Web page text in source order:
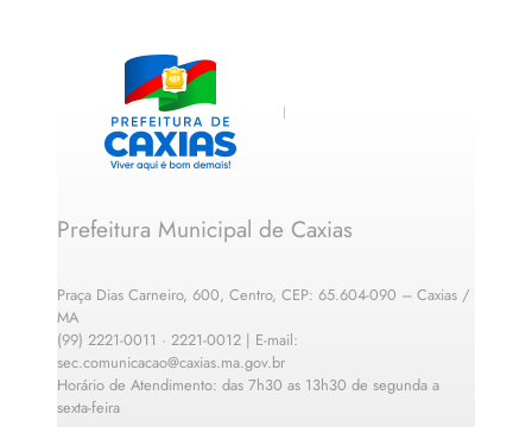
Prefeitura Municipal de Caxias
Praça Dias Carneiro, 600, Centro, CEP: 65.604-090 – Caxias /
MA
(99) 2221-0011 · 2221-0012 | E-mail:
sec.comunicacao@caxias.ma.gov.br
Horário de Atendimento: das 7h30 as 13h30 de segunda a
sexta-feira